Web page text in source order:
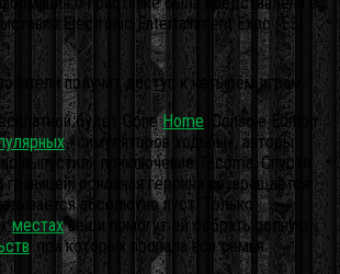
Electronic Entertainment Expo (E3).
получат доступ к четырём играм.
будет GoneHome : Console Edition
«симуляторов ходьбы», авторы
выпустили приключение Tacoma. Спустя
основная героиня возвращается
абсолютно пуст. Только
местахвещи помогут ей собрать полную
, при которых пропала вся семья.